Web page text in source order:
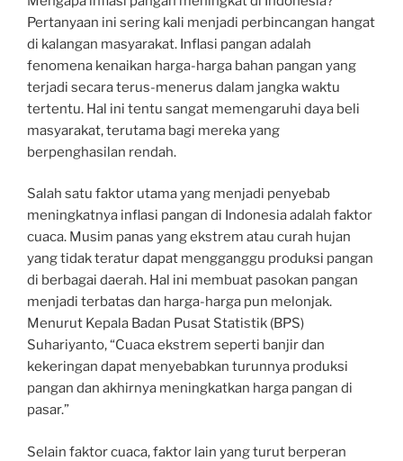
Pertanyaan ini sering kali menjadi perbincangan hangat
di kalangan masyarakat. Inflasi pangan adalah
fenomena kenaikan harga-harga bahan pangan yang
terjadi secara terus-menerus dalam jangka waktu
tertentu. Hal ini tentu sangat memengaruhi daya beli
masyarakat, terutama bagi mereka yang
berpenghasilan rendah.
Salah satu faktor utama yang menjadi penyebab
meningkatnya inflasi pangan di Indonesia adalah faktor
cuaca. Musim panas yang ekstrem atau curah hujan
yang tidak teratur dapat mengganggu produksi pangan
di berbagai daerah. Hal ini membuat pasokan pangan
menjadi terbatas dan harga-harga pun melonjak.
Menurut Kepala Badan Pusat Statistik (BPS)
Suhariyanto, “Cuaca ekstrem seperti banjir dan
kekeringan dapat menyebabkan turunnya produksi
pangan dan akhirnya meningkatkan harga pangan di
pasar.”
Selain faktor cuaca, faktor lain yang turut berperan